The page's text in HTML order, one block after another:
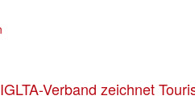
IGLTA-Verband zeichnet